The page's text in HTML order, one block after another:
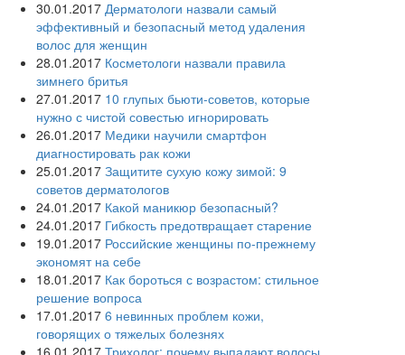
30.01.2017 Дерматологи назвали самый
эффективный и безопасный метод удаления
волос для женщин
28.01.2017 Косметологи назвали правила
зимнего бритья
27.01.2017 10 глупых бьюти-советов, которые
нужно с чистой совестью игнорировать
26.01.2017 Медики научили смартфон
диагностировать рак кожи
25.01.2017 Защитите сухую кожу зимой: 9
советов дерматологов
24.01.2017 Какой маникюр безопасный?
24.01.2017 Гибкость предотвращает старение
19.01.2017 Российские женщины по-прежнему
экономят на себе
18.01.2017 Как бороться с возрастом: стильное
решение вопроса
17.01.2017 6 невинных проблем кожи,
говорящих о тяжелых болезнях
16.01.2017 Трихолог: почему выпадают волосы,